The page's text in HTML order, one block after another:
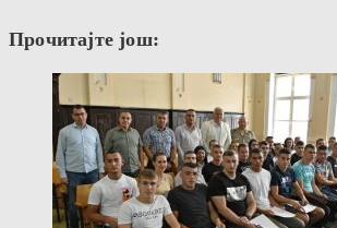
Прочитајте још: